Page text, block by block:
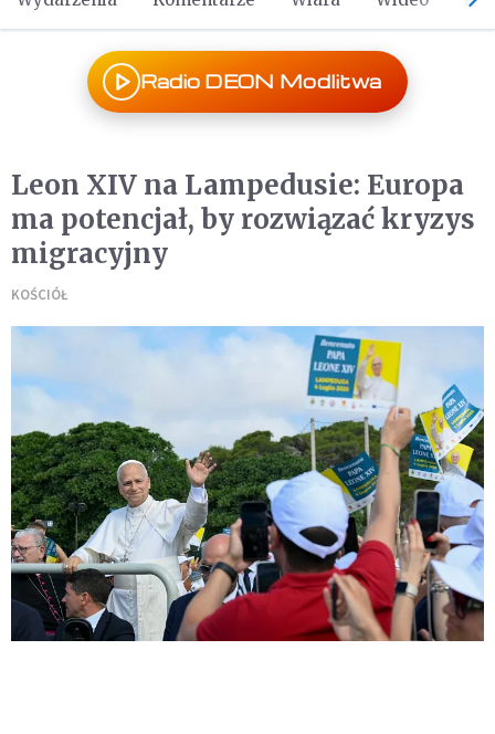
Radio DEON Modlitwa
Leon XIV na Lampedusie: Europa
ma potencjał, by rozwiązać kryzys
migracyjny
KOŚCIÓŁ